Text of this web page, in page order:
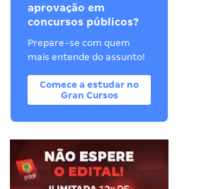
aprovação em
concursos públicos?
Prepare-se com quem
mais entende do assunto!
Comece a estudar no
Gran Cursos